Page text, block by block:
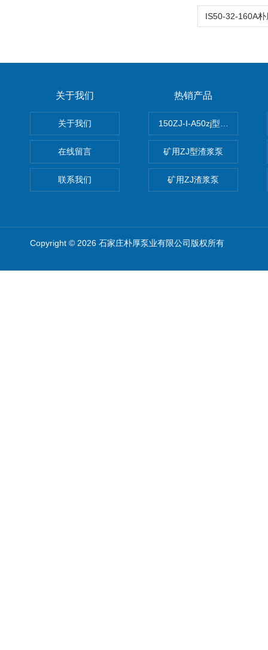
关于我们
关于我们
在线留言
联系我们
热销产品
150ZJ-I-A50zj型渣浆泵
矿用ZJ型渣浆泵
矿用ZJ渣浆泵
Copyright © 2026 石家庄朴厚泵业有限公司版权所有